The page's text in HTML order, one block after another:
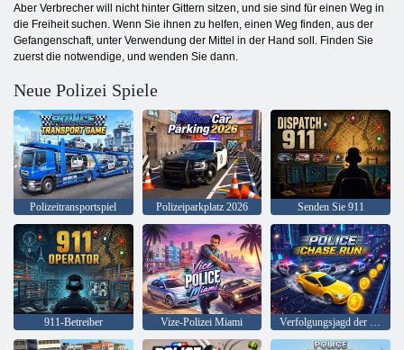
Aber Verbrecher will nicht hinter Gittern sitzen, und sie sind für einen Weg in
die Freiheit suchen. Wenn Sie ihnen zu helfen, einen Weg finden, aus der
Gefangenschaft, unter Verwendung der Mittel in der Hand soll. Finden Sie
zuerst die notwendige, und wenden Sie dann.
Neue Polizei Spiele
Polizeitransportspiel Polizeiparkplatz 2026 Senden Sie 911
911-Betreiber Vize-Polizei Miami